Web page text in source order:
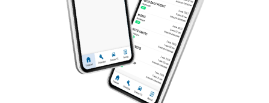
Zavgar Online- бесплатное
мобильное приложение, часть
основного сервиса управления